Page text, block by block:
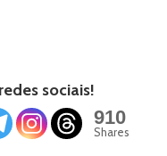
sociais!
910
Shares